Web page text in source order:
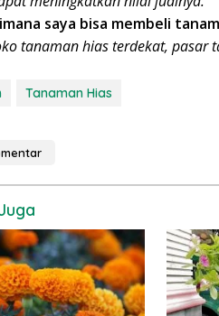
saya bisa membeli
tanaman hias terdekat, pasar
Tanaman Hias